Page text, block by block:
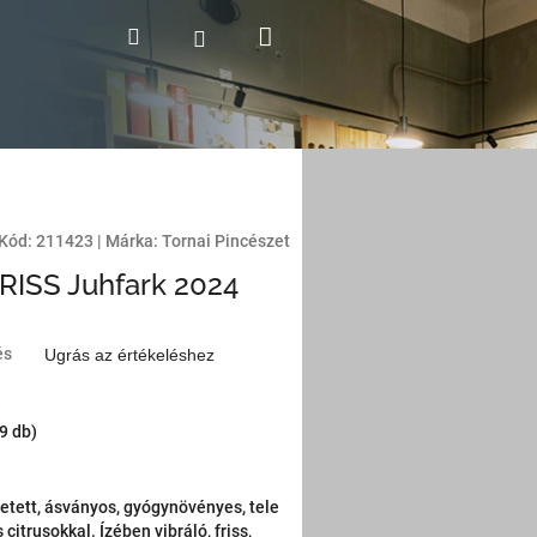
Keresés Bejelentkezés
Kód: 211423 | Márka: Tornai Pincészet
Juhfark 2024
Ugrás az értékeléshez
db)
ásványos, gyógynövényes, tele
citrusokkal. Ízében vibráló, friss,